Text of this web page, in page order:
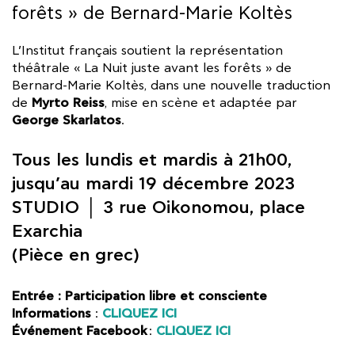
forêts » de Bernard-Marie Koltès
L’Institut français soutient la représentation
théâtrale « La Nuit juste avant les forêts » de
Bernard-Marie Koltès, dans une nouvelle traduction
de Myrto Reiss, mise en scène et adaptée par
George Skarlatos.
Tous les lundis et mardis à 21h00,
jusqu’au mardi 19 décembre 2023
STUDIO │ 3 rue Oikonomou, place
Exarchia
(Pièce en grec)
Entrée : Participation libre et consciente
Informations : CLIQUEZ ICI
Événement Facebook: CLIQUEZ ICI